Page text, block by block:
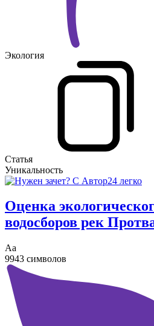
Экология
Статья
Уникальность
Оценка
водосборов рек
Аа
9943 символов